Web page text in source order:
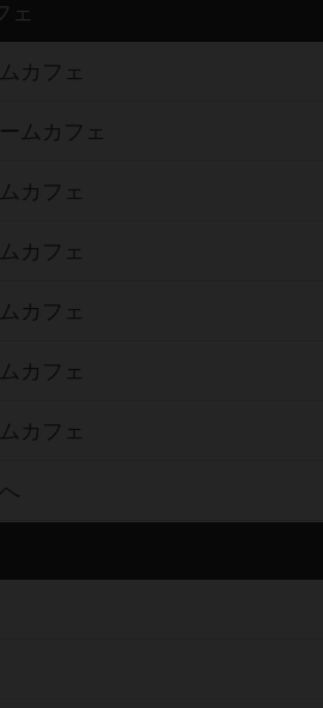
ェ
カフェ
ムカフェ
カフェ
カフェ
カフェ
カフェ
カフェ